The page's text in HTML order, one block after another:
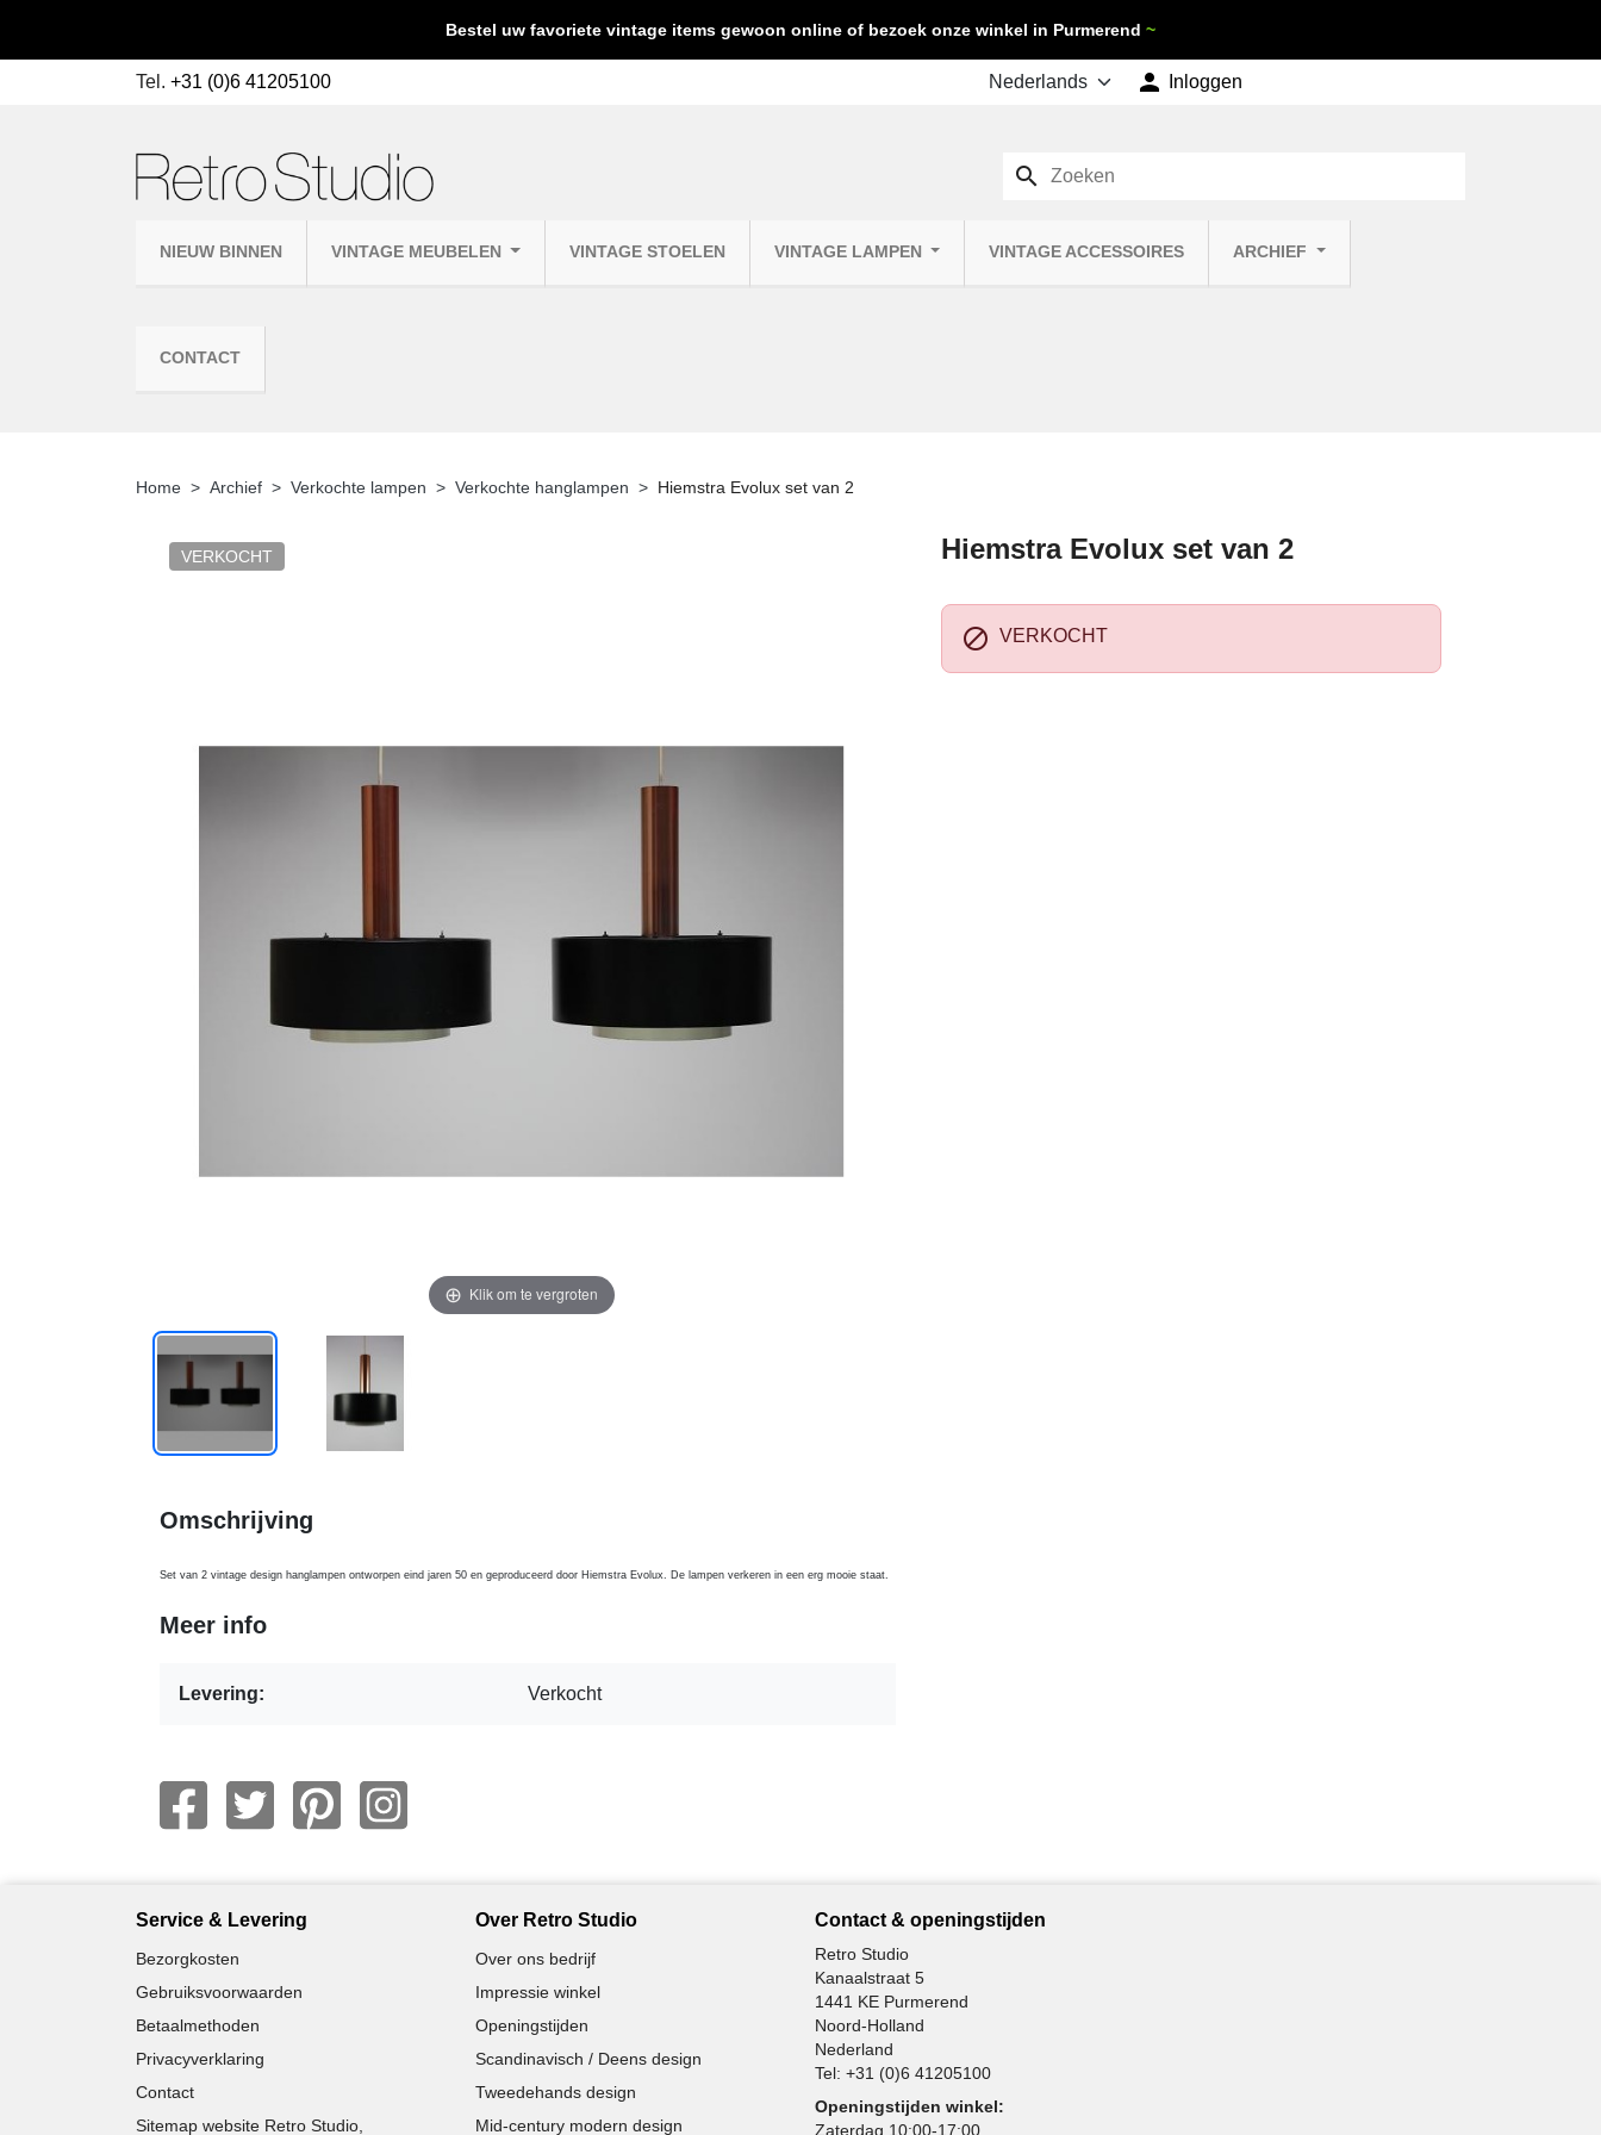
Bestel uw favoriete vintage items gewoon online of bezoek onze winkel in Purmerend ~
Tel. +31 (0)6 41205100  Inloggen
NIEUW BINNEN VINTAGE MEUBELEN VINTAGE STOELEN VINTAGE LAMPEN VINTAGE ACCESSOIRES ARCHIEF
CONTACT
search
Home Archief Verkochte lampen Verkochte hanglampen Hiemstra Evolux set van 2
VERKOCHT
Klik om te vergroten
Hiemstra Evolux set van 2
 VERKOCHT
Omschrijving
Set van 2 vintage design hanglampen ontworpen eind jaren 50 en geproduceerd door Hiemstra Evolux. De lampen verkeren in een erg mooie staat.
Meer info
Levering: Verkocht
Service & Levering
Bezorgkosten
Gebruiksvoorwaarden
Betaalmethoden
Privacyverklaring
Contact
Sitemap website Retro Studio,
Over Retro Studio
Over ons bedrijf
Impressie winkel
Openingstijden
Scandinavisch / Deens design
Tweedehands design
Mid-century modern design
Contact & openingstijden
Retro Studio
Kanaalstraat 5
1441 KE Purmerend
Noord-Holland
Nederland
Tel: +31 (0)6 41205100
Openingstijden winkel:
Zaterdag 10:00-17:00